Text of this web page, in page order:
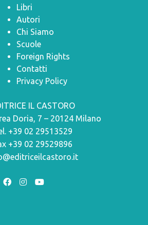
Libri
Autori
Chi Siamo
Scuole
Foreign Rights
Contatti
Privacy Policy
IL CASTORO
Doria, 7 – 20124 Milano
+39 02 29513529
+39 02 29529896